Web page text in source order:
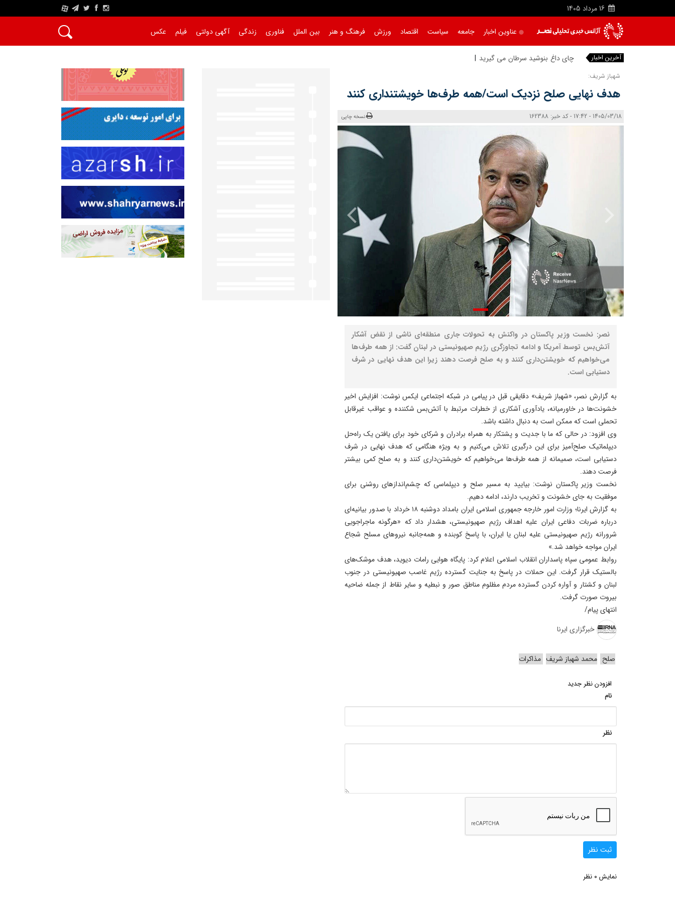
16 مرداد 1405
A
عناوین اخبار جامعه سیاست اقتصاد ورزش فرهنگ و هنر بین الملل فناوری زندگی آگهی دولتی فیلم عکس
آخرین اخبار چای داغ بنوشید سرطان می‌ گیرید
شهباز شریف:
هدف نهایی صلح نزدیک است/همه طرف‌ها خویشتنداری کنند
1405/03/18 - 17:42 - کد خبر: 162388 نسخه چاپی
نصر: نخست وزیر پاکستان در واکنش به تحولات جاری منطقه‌ای ناشی از نقض آشکار
آتش‌بس توسط آمریکا و ادامه تجاوزگری رژیم صهیونیستی در لبنان گفت: از همه طرف‌ها
می‌خواهیم که خویشتن‌داری کنند و به صلح فرصت دهند زیرا این هدف نهایی در شرف
دستیابی است.
به گزارش نصر، «شهباز شریف» دقایقی قبل در پیامی در شبکه اجتماعی ایکس نوشت: افزایش اخیر
خشونت‌ها در خاورمیانه، یادآوری آشکاری از خطرات مرتبط با آتش‌بس شکننده و عواقب غیرقابل
تحملی است که ممکن است به دنبال داشته باشد.
وی افزود: در حالی که ما با جدیت و پشتکار به همراه برادران و شرکای خود برای یافتن یک راه‌حل
دیپلماتیک صلح‌آمیز برای این درگیری تلاش می‌کنیم و به ویژه هنگامی که هدف نهایی در شرف
دستیابی است، صمیمانه از همه طرف‌ها می‌خواهیم که خویشتن‌داری کنند و به صلح کمی بیشتر
فرصت دهند.
نخست وزیر پاکستان نوشت: بیایید به مسیر صلح و دیپلماسی که چشم‌اندازهای روشنی برای
موفقیت به جای خشونت و تخریب دارند، ادامه دهیم.
به گزارش ایرنا؛ وزارت امور خارجه جمهوری اسلامی ایران بامداد دوشنبه ۱۸ خرداد با صدور بیانیه‌ای
درباره ضربات دفاعی ایران علیه اهداف رژیم صهیونیستی، هشدار داد که «هرگونه ماجراجویی
شرورانه رژیم صهیونیستی علیه لبنان یا ایران، با پاسخ کوبنده و همه‌جانبه نیروهای مسلح شجاع
ایران مواجه خواهد شد.»
روابط عمومی سپاه پاسداران انقلاب اسلامی اعلام کرد: پایگاه هوایی رامات دیوید، هدف موشک‌های
بالستیک قرار گرفت. این حملات در پاسخ به جنایت گسترده رژیم غاصب صهیونیستی در جنوب
لبنان و کشتار و آواره کردن گسترده مردم مظلوم مناطق صور و نبطیه و سایر نقاط از جمله ضاحیه
بیروت صورت گرفت.
انتهای پیام/
خبرگزاری ایرنا
صلح محمد شهباز شریف مذاکرات
افزودن نظر جدید
نام
نظر
ثبت نظر
نمایش 0 نظر